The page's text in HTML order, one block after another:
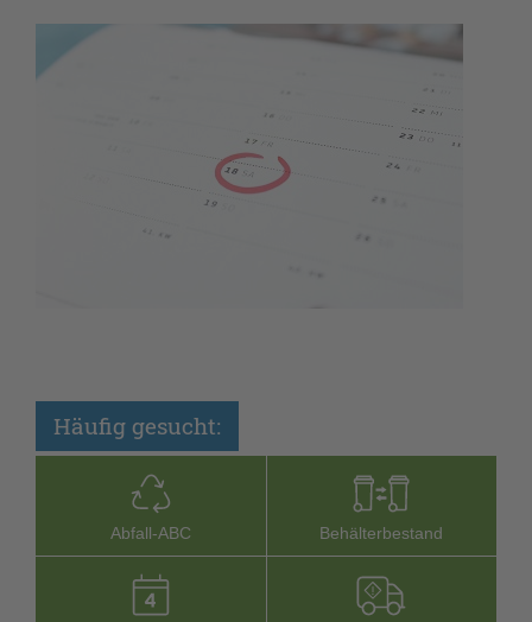
Häufig gesucht:
Abfall-­ABC Behälterbestand